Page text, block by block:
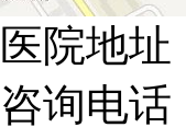
医院地
咨询电话